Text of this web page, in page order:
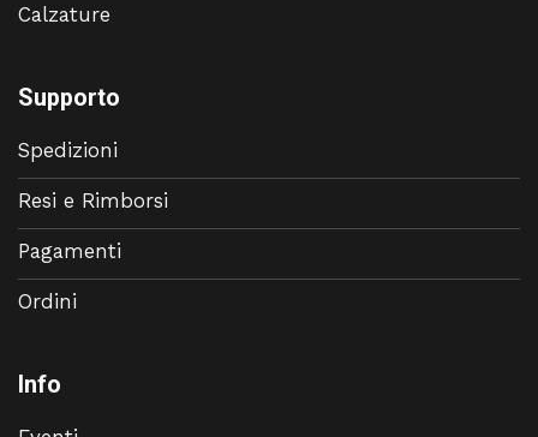
Calzature
Supporto
Spedizioni
Resi e Rimborsi
Pagamenti
Ordini
Info